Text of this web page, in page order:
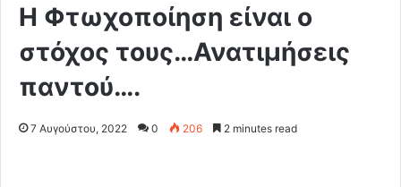
Η Φτωχοποίηση είναι ο
στόχος τους…Ανατιμήσεις
παντού….
7 Αυγούστου, 2022 0 206 2 minutes read